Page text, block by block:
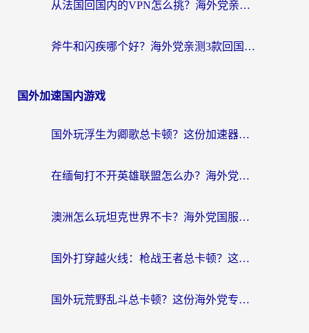
从法国回国内的VPN怎么挑？海外党亲测：稳定、多端、安全才是关键
斧牛和闪疾哪个好？海外党亲测3款回国加速器，教你选到不踩坑的那一款
国外加速国内游戏
国外玩浮生为卿歌总卡顿？这份加速器选择指南帮你找回丝滑体验
在缅甸打不开英雄联盟怎么办？海外党亲测有效的国服游戏加速指南
澳洲怎么玩坦克世界不卡？海外党国服游戏加速终极指南（附逆战奇妙碰碰车解决方案）
国外打穿越火线：枪战王者总卡顿？这篇加速器推荐下载指南帮你解决延迟难题
国外玩荒野乱斗总卡顿？这份海外党专属的国服游戏加速攻略请收好